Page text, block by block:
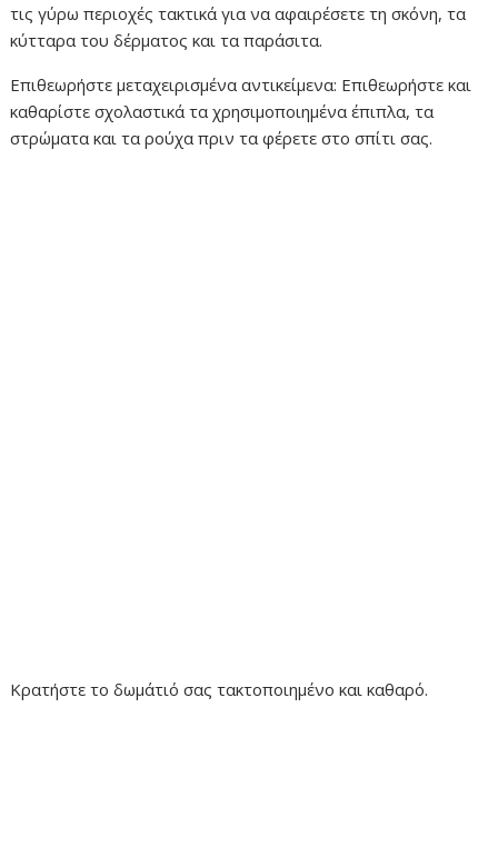
τις γύρω περιοχές τακτικά για να αφαιρέσετε τη σκόνη, τα
κύτταρα του δέρματος και τα παράσιτα.
Επιθεωρήστε μεταχειρισμένα αντικείμενα: Επιθεωρήστε και
καθαρίστε σχολαστικά τα χρησιμοποιημένα έπιπλα, τα
στρώματα και τα ρούχα πριν τα φέρετε στο σπίτι σας.
Κρατήστε το δωμάτιό σας τακτοποιημένο και καθαρό.